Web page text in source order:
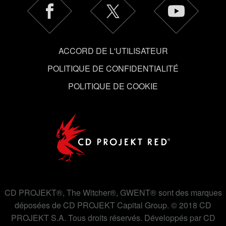
qu'avec votre permission.
Vous pouvez consulter tous les détails sur notre
le menu "Paramètres" ci-dessous.
ACCORD DE L'UTILISATEUR
POLITIQUE DE CONFIDENTIALITÉ
POLITIQUE DE COOKIE
CD PROJEKT®, The Witcher®, GWENT® sont des marques
déposées de CD PROJEKT Capital Group. © 2018 CD
PROJEKT S.A. Tous droits réservés. Développés par CD